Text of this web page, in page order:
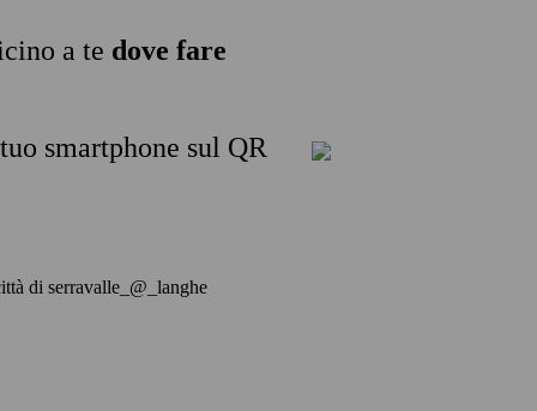
a te dove fare
smartphone sul QR
di serravalle_@_langhe